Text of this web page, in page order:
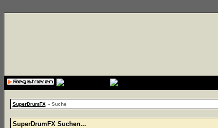
SuperDrumFX» Suche
SuperDrumFX Suchen...